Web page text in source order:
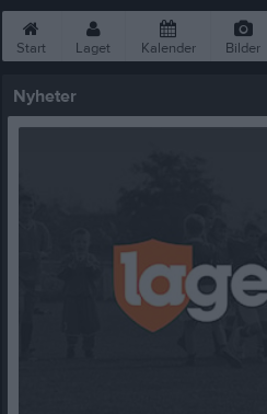
Start Laget Kalender Bilder
Nyheter